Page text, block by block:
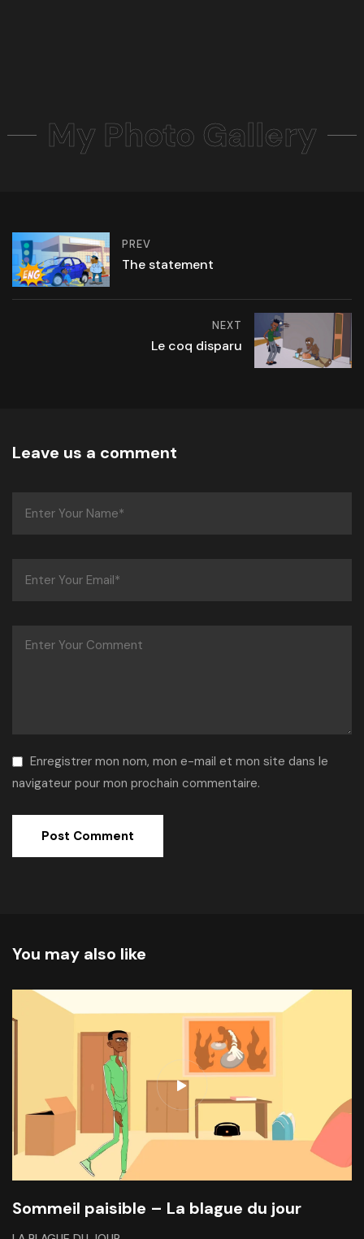
My Photo Gallery
PREV
The statement
NEXT
Le coq disparu
Leave us a comment
Enregistrer mon nom, mon e-mail et mon site dans le
navigateur pour mon prochain commentaire.
You may also like
Sommeil paisible – La blague du jour